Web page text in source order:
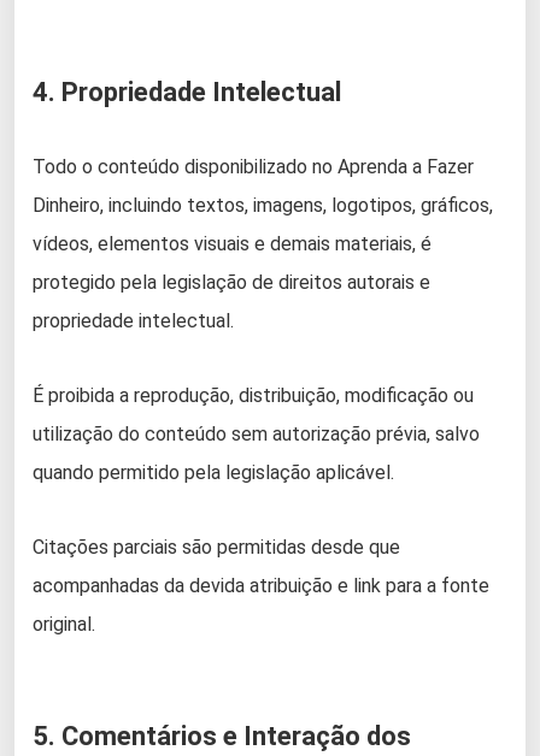
4. Propriedade Intelectual
Todo o conteúdo disponibilizado no Aprenda a Fazer
Dinheiro, incluindo textos, imagens, logotipos, gráficos,
vídeos, elementos visuais e demais materiais, é
protegido pela legislação de direitos autorais e
propriedade intelectual.
É proibida a reprodução, distribuição, modificação ou
utilização do conteúdo sem autorização prévia, salvo
quando permitido pela legislação aplicável.
Citações parciais são permitidas desde que
acompanhadas da devida atribuição e link para a fonte
original.
5. Comentários e Interação dos